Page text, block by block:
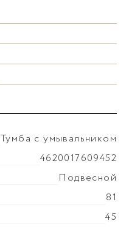
Тумба с умывальником
4620017609452
Подвесной
81
45